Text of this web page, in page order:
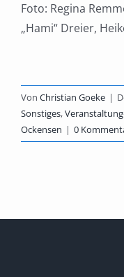
Foto: Regina
„Hami“ Dreier,
Von Christian Goeke |
Sonstiges,
Ockensen | 0